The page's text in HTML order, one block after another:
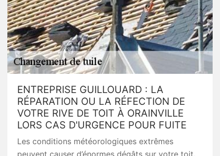
ENTREPRISE GUILLOUARD : LA
RÉPARATION OU LA RÉFECTION DE
VOTRE RIVE DE TOIT À ORAINVILLE
LORS CAS D'URGENCE POUR FUITE
Les conditions météorologiques extrêmes
peuvent causer d’énormes dégâts sur votre toit.